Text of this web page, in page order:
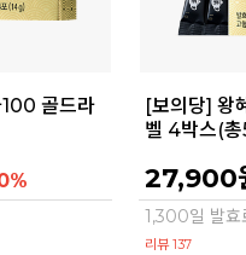
골드라
[보의당] 왕
벨 4박스(
27,900
1,300일 발효
리뷰 137